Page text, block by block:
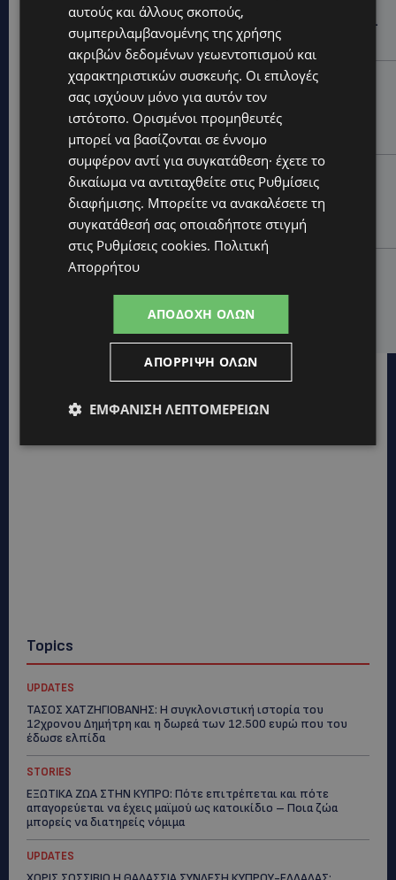
ΕΞΩΤΙΚΑ ΖΩΑ ΣΤΗΝ ΚΥΠΡΟ: Πότε επιτρέπεται και
πότε απαγορεύεται να έχεις μαϊμού ως κατοικίδιο –
Ποια ζώα μπορείς να διατηρείς νόμιμα
UPDATES
ΧΩΡΙΣ ΣΩΣΣΙΒΙΟ Η ΘΑΛΑΣΣΙΑ ΣΥΝΔΕΣΗ ΚΥΠΡΟΥ-
ΕΛΛΑΔΑΣ: «Χωρίς επιδότηση το πλοίο δεν θα
ξανασηκώσει άγκυρα»
STORIES
ΜΑΡΙΝΟΣ ΚΩΝΣΤΑΝΤΙΝΙΔΗΣ: Οι πρωτοβουλίες για να
ξαναζωντανέψει η Μακαρίου και το κέντρο της
Λευκωσίας-(Βίντεο)
UPDATES
ΤΡΟΧΑΙΟ ΣΤΗΝ ΛΕΥΚΩΣΙΑ: Χειροπέδες και στη σύζυγο
του 27χρονου – Φέρεται να παραπλάνησε την
Topics
UPDATES
ΤΑΣΟΣ ΧΑΤΖΗΓΙΟΒΑΝΗΣ: Η συγκλονιστική ιστορία του
12χρονου Δημήτρη και η δωρεά των 12.500 ευρώ που του
έδωσε ελπίδα
STORIES
ΕΞΩΤΙΚΑ ΖΩΑ ΣΤΗΝ ΚΥΠΡΟ: Πότε επιτρέπεται και πότε
απαγορεύεται να έχεις μαϊμού ως κατοικίδιο – Ποια ζώα
μπορείς να διατηρείς νόμιμα
UPDATES
αυτούς και άλλους σκοπούς,
συμπεριλαμβανομένης της χρήσης
ακριβών δεδομένων γεωεντοπισμού και
χαρακτηριστικών συσκευής. Οι επιλογές
σας ισχύουν μόνο για αυτόν τον
ιστότοπο. Ορισμένοι προμηθευτές
μπορεί να βασίζονται σε έννομο
συμφέρον αντί για συγκατάθεση· έχετε το
δικαίωμα να αντιταχθείτε στις Ρυθμίσεις
διαφήμισης. Μπορείτε να ανακαλέσετε τη
συγκατάθεσή σας οποιαδήποτε στιγμή
στις Ρυθμίσεις cookies. Πολιτική
Απορρήτου
ΑΠΟΔΟΧΉ ΌΛΩΝ
ΑΠΌΡΡΙΨΗ ΌΛΩΝ
ΕΜΦΆΝΙΣΗ ΛΕΠΤΟΜΕΡΕΙΏΝ